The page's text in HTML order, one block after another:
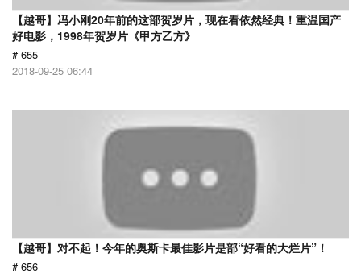
【越哥】冯小刚20年前的这部贺岁片，现在看依然经典！重温国产
好电影，1998年贺岁片《甲方乙方》
# 655
2018-09-25 06:44
【越哥】对不起！今年的奥斯卡最佳影片是部“好看的大烂片”！
# 656